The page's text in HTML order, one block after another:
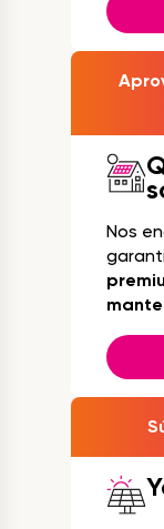
Nos